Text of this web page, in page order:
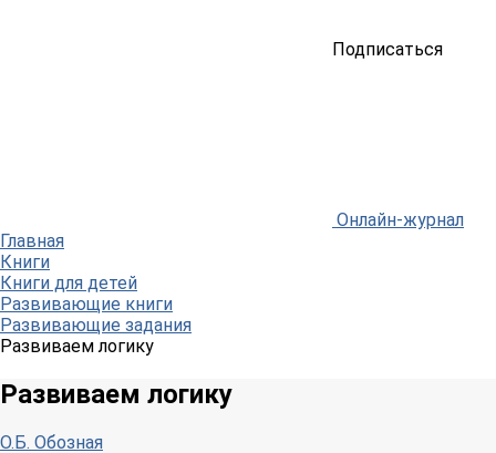
Подписаться
Онлайн-журнал
Главная
Книги
Книги для детей
Развивающие книги
Развивающие задания
Развиваем логику
Развиваем логику
О.Б. Обозная